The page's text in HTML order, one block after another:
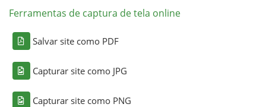
Ferramentas de captura de tela online
Salvar site como PDF
Capturar site como JPG
Capturar site como PNG